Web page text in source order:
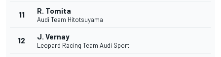
11 R. Tomita
Audi Team Hitotsuyama
12 J. Vernay
Leopard Racing Team Audi Sport